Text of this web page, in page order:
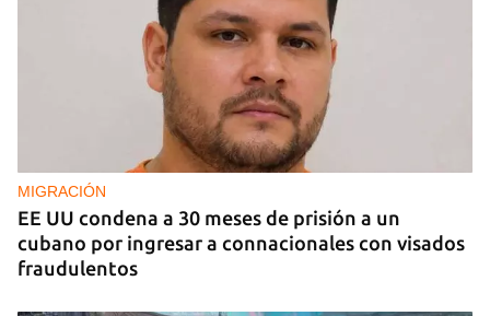
MIGRACIÓN
EE UU condena a 30 meses de prisión a un
cubano por ingresar a connacionales con visados
fraudulentos